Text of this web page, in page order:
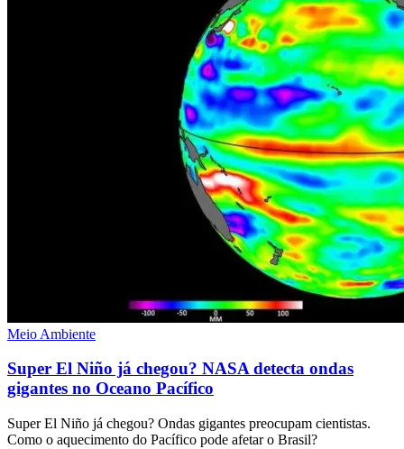
Meio Ambiente
Super El Niño já chegou? NASA detecta ondas
gigantes no Oceano Pacífico
Super El Niño já chegou? Ondas gigantes preocupam cientistas.
Como o aquecimento do Pacífico pode afetar o Brasil?